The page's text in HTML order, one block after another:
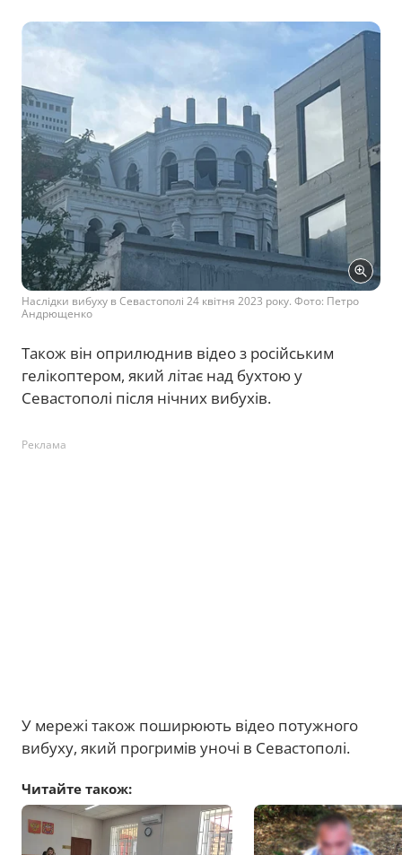
Наслідки вибуху в Севастополі 24 квітня 2023 року. Фото: Петро
Андрющенко
Також він оприлюднив відео з російським
гелікоптером, який літає над бухтою у
Севастополі після нічних вибухів.
Реклама
У мережі також поширюють відео потужного
вибуху, який прогримів уночі в Севастополі.
Читайте також: